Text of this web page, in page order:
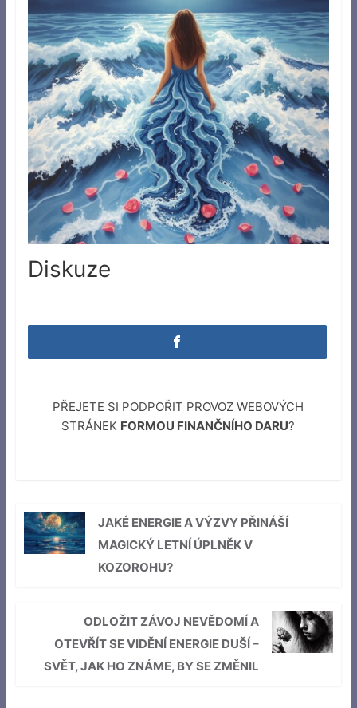
Diskuze
PŘEJETE SI PODPOŘIT PROVOZ WEBOVÝCH
STRÁNEK FORMOU FINANČNÍHO DARU?
JAKÉ ENERGIE A VÝZVY PŘINÁŠÍ
MAGICKÝ LETNÍ ÚPLNĚK V
KOZOROHU?
ODLOŽIT ZÁVOJ NEVĚDOMÍ A
OTEVŘÍT SE VIDĚNÍ ENERGIE DUŠÍ –
SVĚT, JAK HO ZNÁME, BY SE ZMĚNIL